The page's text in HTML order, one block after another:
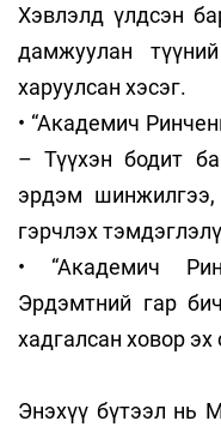
Хэвлэлд үлдсэн
дамжуулан
харуулсан хэсэг.
• “Академич
– Түүхэн бодит
эрдэм
гэрчлэх
• “Академич
Эрдэмтний гар
хадгалсан ховор эх
Энэхүү бүтээл нь